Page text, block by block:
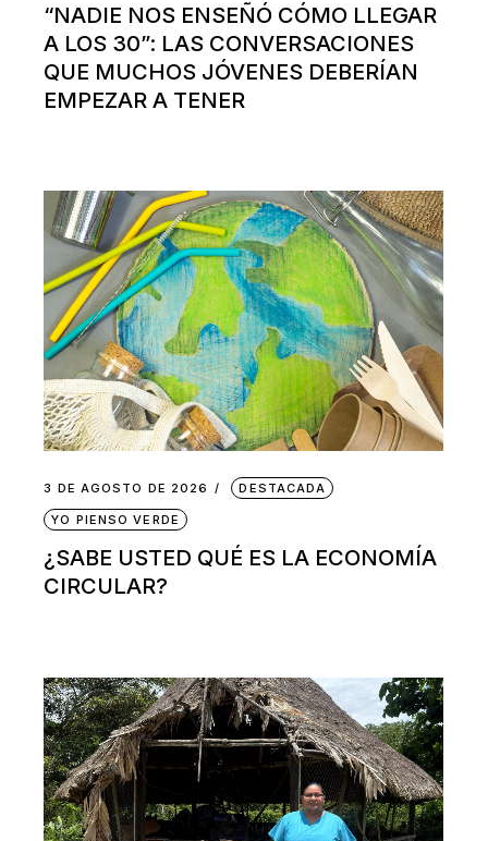
“NADIE NOS ENSEÑÓ CÓMO LLEGAR
A LOS 30”: LAS CONVERSACIONES
QUE MUCHOS JÓVENES DEBERÍAN
EMPEZAR A TENER
3 DE AGOSTO DE 2026 DESTACADA
YO PIENSO VERDE
¿SABE USTED QUÉ ES LA ECONOMÍA
CIRCULAR?